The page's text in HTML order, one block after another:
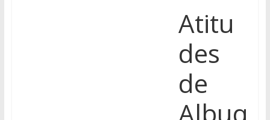
Atitu
des
de